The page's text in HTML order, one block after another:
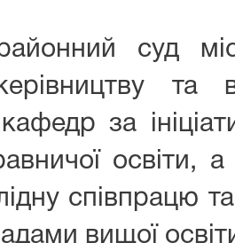
суд
та
за
освіти,
співпрацю
вищої